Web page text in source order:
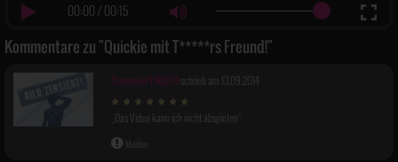
00:00/00:15
Kommentare zu "Quickie mit T*****rs Freund!"
Rammler190079 schrieb am 13.09.2014
Das Video kann ich nicht abspielen
Melden